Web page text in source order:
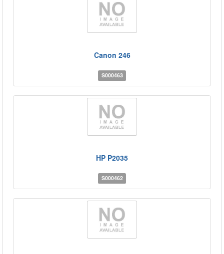
Canon 246
S000463
HP P2035
S000462